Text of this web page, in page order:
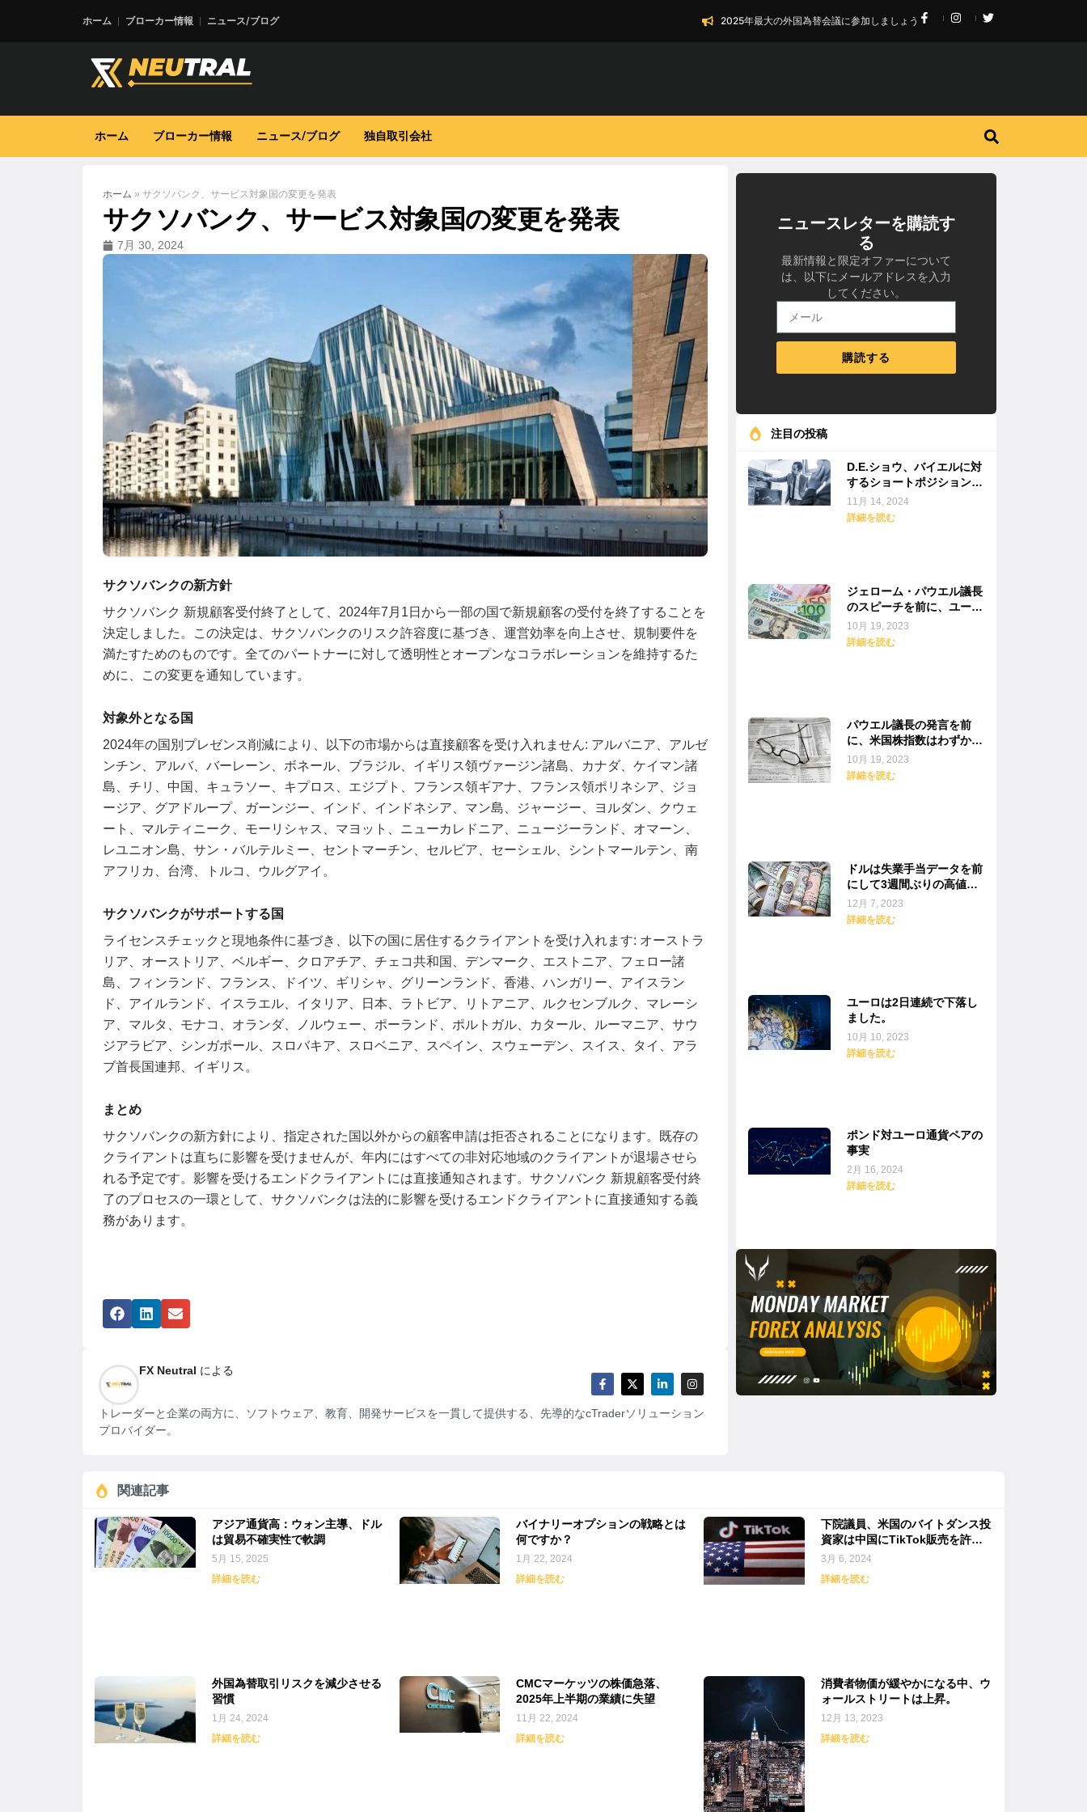
ホーム ブローカー情報 ニュース/ブログ 2025年最大の外国為替会議に参加しましょう
ホーム ブローカー情報 ニュース/ブログ 独自取引会社
ホーム » サクソバンク、サービス対象国の変更を発表
サクソバンク、サービス対象国の変更を発表
7月 30, 2024
サクソバンクの新方針
サクソバンク 新規顧客受付終了として、2024年7月1日から一部の国で新規顧客の受付を終了することを
決定しました。この決定は、サクソバンクのリスク許容度に基づき、運営効率を向上させ、規制要件を
満たすためのものです。全てのパートナーに対して透明性とオープンなコラボレーションを維持するた
めに、この変更を通知しています。
対象外となる国
2024年の国別プレゼンス削減により、以下の市場からは直接顧客を受け入れません: アルバニア、アルゼ
ンチン、アルバ、バーレーン、ボネール、ブラジル、イギリス領ヴァージン諸島、カナダ、ケイマン諸
島、チリ、中国、キュラソー、キプロス、エジプト、フランス領ギアナ、フランス領ポリネシア、ジョ
ージア、グアドループ、ガーンジー、インド、インドネシア、マン島、ジャージー、ヨルダン、クウェ
ート、マルティニーク、モーリシャス、マヨット、ニューカレドニア、ニュージーランド、オマーン、
レユニオン島、サン・バルテルミー、セントマーチン、セルビア、セーシェル、シントマールテン、南
アフリカ、台湾、トルコ、ウルグアイ。
サクソバンクがサポートする国
ライセンスチェックと現地条件に基づき、以下の国に居住するクライアントを受け入れます: オーストラ
リア、オーストリア、ベルギー、クロアチア、チェコ共和国、デンマーク、エストニア、フェロー諸
島、フィンランド、フランス、ドイツ、ギリシャ、グリーンランド、香港、ハンガリー、アイスラン
ド、アイルランド、イスラエル、イタリア、日本、ラトビア、リトアニア、ルクセンブルク、マレーシ
ア、マルタ、モナコ、オランダ、ノルウェー、ポーランド、ポルトガル、カタール、ルーマニア、サウ
ジアラビア、シンガポール、スロバキア、スロベニア、スペイン、スウェーデン、スイス、タイ、アラ
ブ首長国連邦、イギリス。
まとめ
サクソバンクの新方針により、指定された国以外からの顧客申請は拒否されることになります。既存の
クライアントは直ちに影響を受けませんが、年内にはすべての非対応地域のクライアントが退場させら
れる予定です。影響を受けるエンドクライアントには直接通知されます。サクソバンク 新規顧客受付終
了のプロセスの一環として、サクソバンクは法的に影響を受けるエンドクライアントに直接通知する義
務があります。
FX Neutral による
トレーダーと企業の両方に、ソフトウェア、教育、開発サービスを一貫して提供する、先導的なcTraderソリューション
プロバイダー。
ニュースレターを購読す
る
最新情報と限定オファーについて
は、以下にメールアドレスを入力
してください。
購読する
注目の投稿
D.E.ショウ、バイエルに対
するショートポジションを
設定
11月 14, 2024
詳細を読む
ジェローム・パウエル議長
のスピーチを前に、ユーロ
は圧力を受けています。
10月 19, 2023
詳細を読む
パウエル議長の発言を前
に、米国株指数はわずかに
下落しています。
10月 19, 2023
詳細を読む
ドルは失業手当データを前
にして3週間ぶりの高値を
失いました。
12月 7, 2023
詳細を読む
ユーロは2日連続で下落し
ました。
10月 10, 2023
詳細を読む
ポンド対ユーロ通貨ペアの
事実
2月 16, 2024
詳細を読む
関連記事
アジア通貨高：ウォン主導、ドル
は貿易不確実性で軟調
5月 15, 2025
詳細を読む
バイナリーオプションの戦略とは
何ですか？
1月 22, 2024
詳細を読む
下院議員、米国のバイトダンス投
資家は中国にTikTok販売を許可
するよう求めるべきだと発言
3月 6, 2024
詳細を読む
外国為替取引リスクを減少させる
習慣
1月 24, 2024
詳細を読む
CMCマーケッツの株価急落、
2025年上半期の業績に失望
11月 22, 2024
詳細を読む
消費者物価が緩やかになる中、ウ
ォールストリートは上昇。
12月 13, 2023
詳細を読む